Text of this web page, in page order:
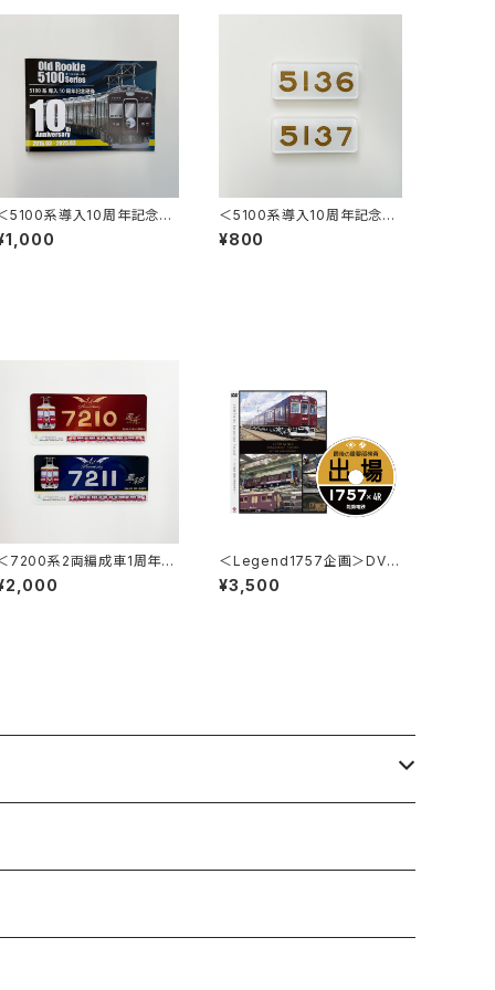
5100系導入10周年記念＞
念硬券4枚セット
＜5100系導入10周年記念＞
マグネット付アクリルプレート
¥800
7200系2両編成車1周年記
＞車内掲出プレート2枚セッ
＜Legend1757企画＞DVD
Inspection Record ～最後
の重要部検査～
¥3,500